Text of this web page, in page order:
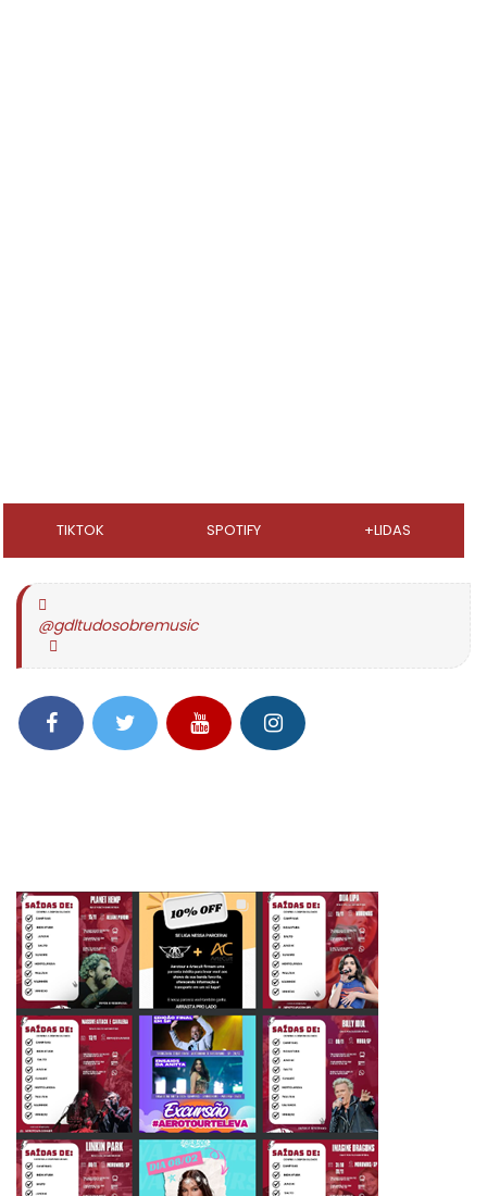
TIKTOK SPOTIFY +LIDAS
@gdltudosobremusic